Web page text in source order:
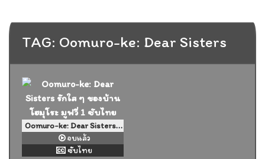
TAG: Oomuro-ke: Dear Sisters
Oomuro-ke: Dear Sisters รักใส ๆ ของบ้านโฮมุโระ มูฟวี่ 1 ซับไทย
จบแล้ว
ซับไทย